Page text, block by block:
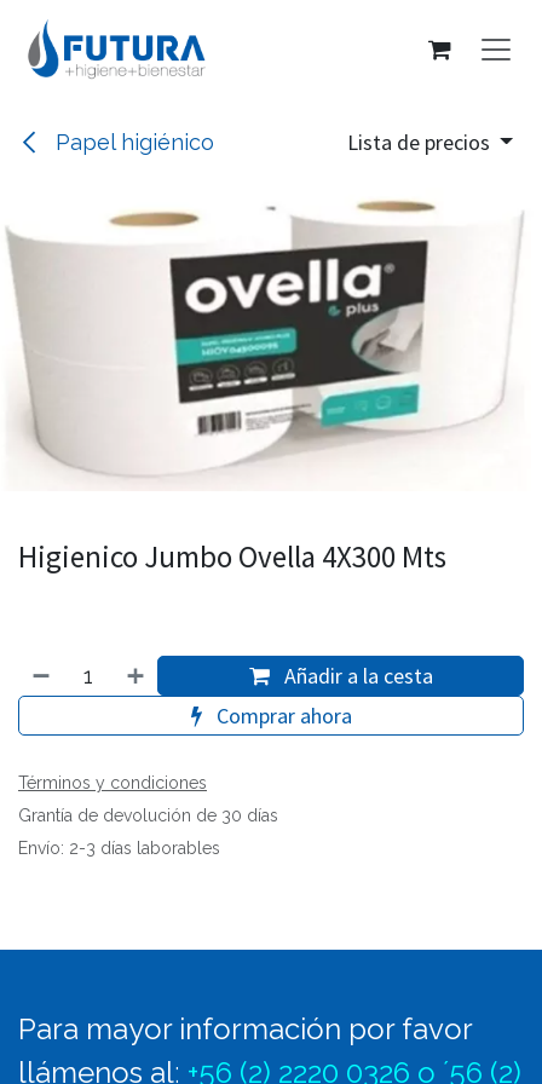
Ir al contenido
Papel higiénico Lista de precios
Higienico Jumbo Ovella 4X300 Mts
Añadir a la cesta
Comprar ahora
Términos y condiciones
Grantía de devolución de 30 días
Envío: 2-3 días laborables
Para mayor información por favor
llámenos al: +56 (2) 2220 0326 o ´56 (2)